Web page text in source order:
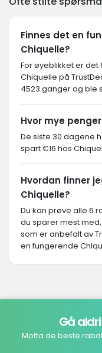
Finnes det en
Chiquelle?
For øyeblikket er
Chiquelle på
4523 ganger og ble
Hvor mye
De siste 30 dagene
spart €16 hos
Hvordan finner
Chiquelle?
Du kan prøve alle 6
du sparer mest
som er anbefalt av
en fungerende
Gå
Motta de beste